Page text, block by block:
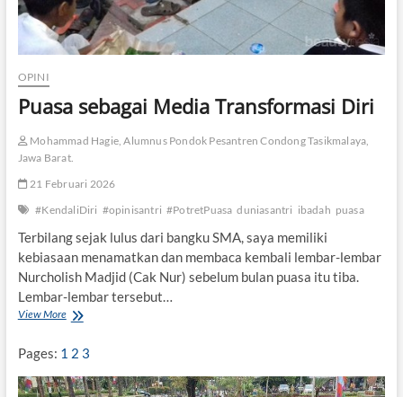
m
i
n
OPINI
Puasa sebagai Media Transformasi Diri
Mohammad Hagie, Alumnus Pondok Pesantren Condong Tasikmalaya,
Jawa Barat.
21 Februari 2026
#KendaliDiri #opinisantri #PotretPuasa duniasantri ibadah puasa
Terbilang sejak lulus dari bangku SMA, saya memiliki
kebiasaan menamatkan dan membaca kembali lembar-lembar
Nurcholish Madjid (Cak Nur) sebelum bulan puasa itu tiba.
Lembar-lembar tersebut…
View MoreP
s
a
Pages: 1 2 3